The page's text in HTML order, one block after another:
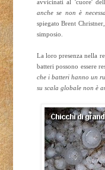
avvicinati al 'cuore'
anche se non è
spiegato Brent
simposio.
La loro presenza nella
batteri possono essere
che i batteri hanno un
su scala globale non è